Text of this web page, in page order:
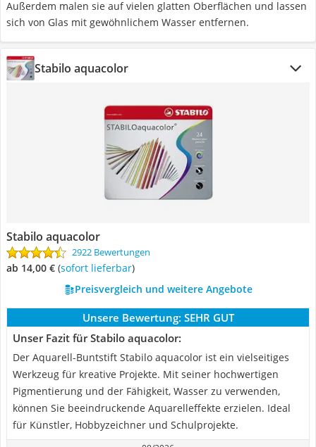
Außerdem malen sie auf vielen glatten Oberflächen und lassen
sich von Glas mit gewöhnlichem Wasser entfernen.
Stabilo aquacolor
Stabilo aquacolor
2922 Bewertungen
ab 14,00 € ( Sofort lieferbar)
Preisvergleich und weitere Angebote
Unsere Bewertung: SEHR GUT
Unser Fazit für Stabilo aquacolor:
Der Aquarell-Buntstift Stabilo aquacolor ist ein vielseitiges
Werkzeug für kreative Projekte. Mit seiner hochwertigen
Pigmentierung und der Fähigkeit, Wasser zu verwenden,
können Sie beeindruckende Aquarelleffekte erzielen. Ideal
für Künstler, Hobbyzeichner und Schulprojekte.